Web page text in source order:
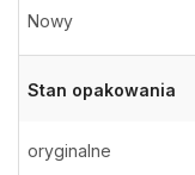
Nowy
Stan opakowania
oryginalne